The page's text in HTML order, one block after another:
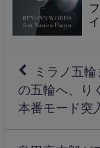
ミラノ五
の五輪へ、り
本番モード突